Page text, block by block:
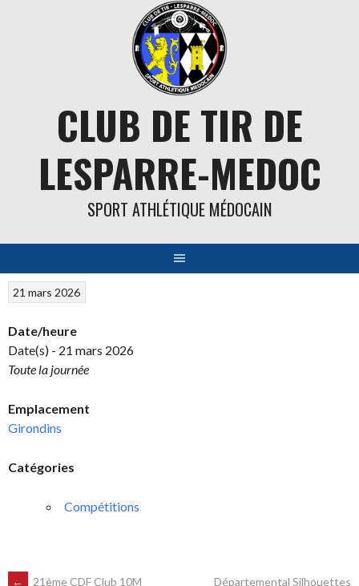
CLUB DE TIR DE
LESPARRE-MEDOC
SPORT ATHLÉTIQUE MÉDOCAIN
21 mars 2026
Date/heure
Date(s) - 21 mars 2026
Toute la journée
Emplacement
Girondins
Catégories
Compétitions
← 21ème CDF Club 10M
Départemental Silhouettes